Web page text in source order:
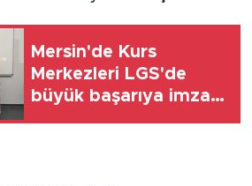
Mersin'de Kurs
Merkezleri LGS'de
büyük başarıya imza